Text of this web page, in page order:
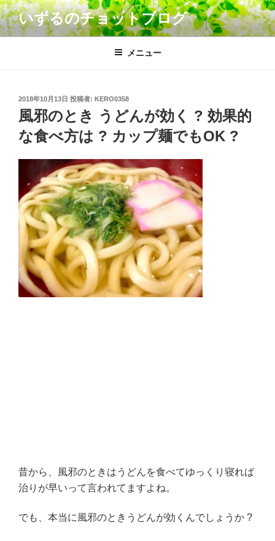
コ
ン
テ
いずるのチョットブログ
メニュー
投
稿
日:
2018年10月13日 投稿者: KERO0358
風邪のとき うどんが効く ? 効果的
な食べ方は ? カップ麺でもOK ?
昔から、風邪のときはうどんを食べてゆっくり寝れば
治りが早いって言われてますよね。
でも、本当に風邪のときうどんが効くんでしょうか ?